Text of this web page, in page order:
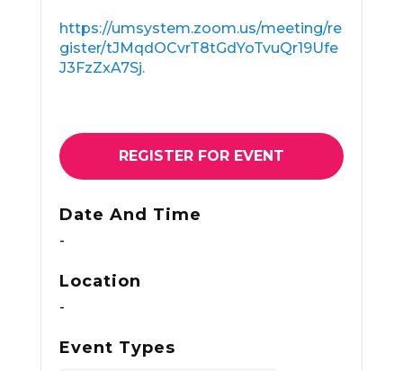
https://umsystem.zoom.us/meeting/re
gister/tJMqdOCvrT8tGdYoTvuQr19Ufe
J3FzZxA7Sj.
REGISTER FOR EVENT
Date And Time
-
Location
-
Event Types